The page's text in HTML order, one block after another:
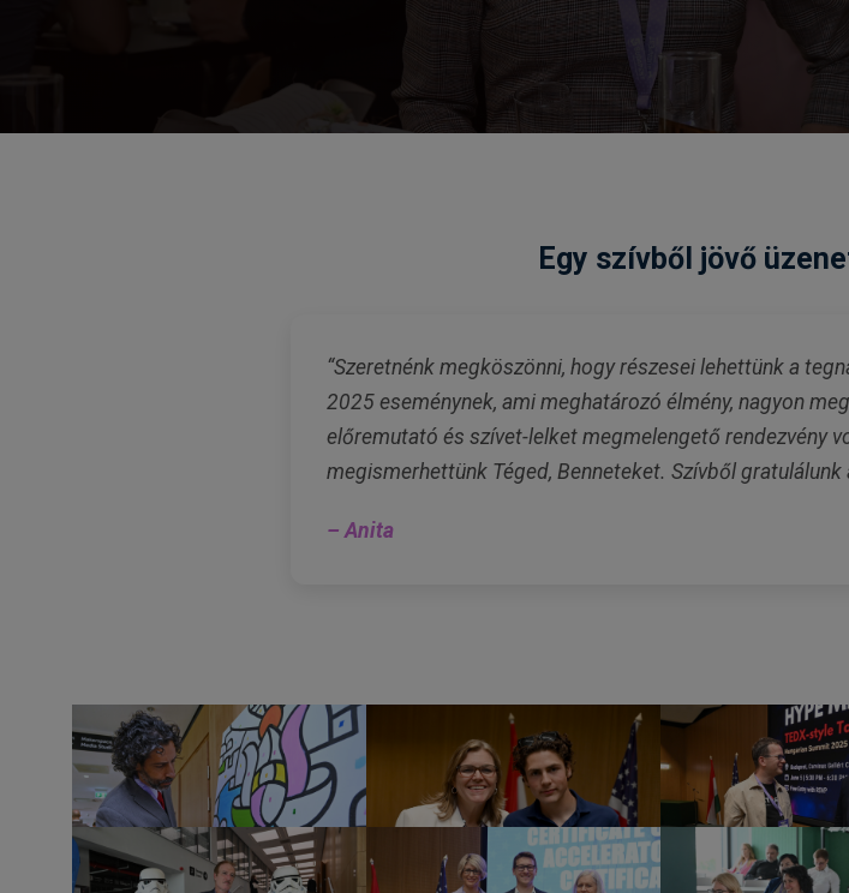
Egy szívből jövő
“Szeretnénk megköszönni, hogy részesei lehettünk a
2025 eseménynek, ami meghatározó élmény, nagyon
előremutató és szívet-lelket megmelengető rendezvény
megismerhettünk Téged, Benneteket. Szívből
– Anita